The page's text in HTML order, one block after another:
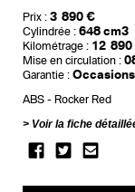
Prix : 3 890 €
Cylindrée : 648 cm3
Kilométrage : 12 890
Mise en circulation :
Garantie :
ABS
Rocker Red
Voir la fiche